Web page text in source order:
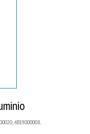
4B19000008...